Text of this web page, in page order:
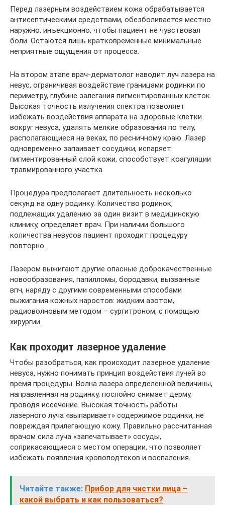
Перед лазерным воздействием кожа обрабатывается
антисептическими средствами, обезболивается местно
наружно, инъекционно, чтобы пациент не чувствовал
боли. Остаются лишь кратковременные минимальные
неприятные ощущения от процесса.
На втором этапе врач-дерматолог наводит луч лазера на
невус, ограничивая воздействие границами родинки по
периметру, глубине залегания пигментированных клеток.
Высокая точность излучения спектра позволяет
избежать воздействия аппарата на здоровые клетки
вокруг невуса, удалять мелкие образования по телу,
располагающиеся на веках, по ресничному краю. Лазер
одновременно запаивает сосудики, испаряет
пигментированный слой кожи, способствует коагуляции
травмированного участка.
Процедура предполагает длительность несколько
секунд на одну родинку. Количество родинок,
подлежащих удалению за один визит в медицинскую
клинику, определяет врач. При наличии большого
количества невусов пациент проходит процедуру
повторно.
Лазером выжигают другие опасные доброкачественные
новообразования, папилломы, бородавки, вызванные
впч, наряду с другими современными способами
выжигания кожных наростов: жидким азотом,
радиоволновым методом – сургитроном, с помощью
хирургии.
Как проходит лазерное удаление
Чтобы разобраться, как происходит лазерное удаление
невуса, нужно понимать принцип воздействия лучей во
время процедуры. Волна лазера определенной величины,
направленная на родинку, послойно снимает дерму,
проводя иссечение. Высокая точность работы
лазерного луча «выпаривает» содержимое родинки, не
повреждая прилегающую кожу. Правильно рассчитанная
врачом сила луча «запечатывает» сосуды,
соприкасающиеся с местом операции, что позволяет
избежать появления кровоподтеков и воспаления.
Читайте также: Прибор для чистки лица –
какой выбрать и как пользоваться?